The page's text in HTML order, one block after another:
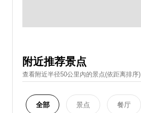
附近推荐景点
查看附近半径50公里內的景点(依距离排序)
全部 景点 餐厅